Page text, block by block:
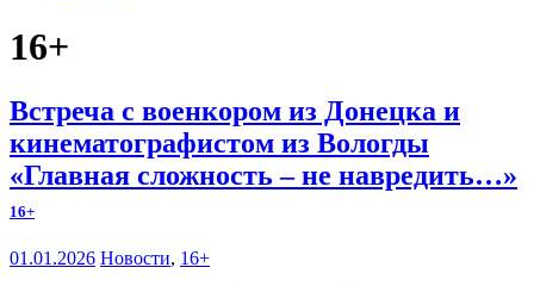
16+
Встреча с военкором из Донецка и
кинематографистом из Вологды
«Главная сложность – не навредить…»
16+
01.01.2026 Новости, 16+